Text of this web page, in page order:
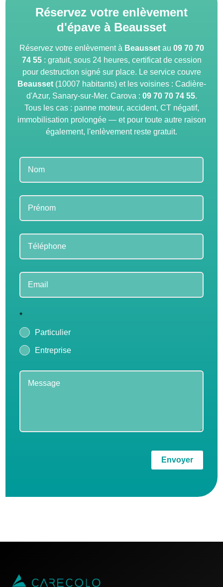
Réservez votre enlèvement
d'épave à Beausset
Réservez votre enlèvement à Beaussetau 09 70 70
74 55: gratuit, sous 24 heures, certificat de cession
pour destruction signé sur place. Le service couvre
Beausset(10007 habitants) et les voisines : Cadière-
d'Azur, Sanary-sur-Mer. Carova : 09 70 70 74 55.
Tous les cas : panne moteur, accident, CT négatif,
immobilisation prolongée — et pour toute autre raison
également, l'enlèvement reste gratuit.
Leave
this
field
*
Particulier
Entreprise
Envoyer